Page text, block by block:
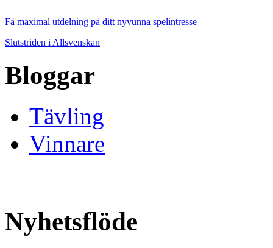
Få maximal utdelning på ditt nyvunna spelintresse
Slutstriden i Allsvenskan
Bloggar
Tävling
Vinnare
Nyhetsflöde